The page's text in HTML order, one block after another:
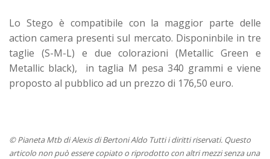
Lo Stego è compatibile con la maggior parte delle
action camera presenti sul mercato. Disponinbile in tre
taglie (S-M-L) e due colorazioni (Metallic Green e
Metallic black), in taglia M pesa 340 grammi e viene
proposto al pubblico ad un prezzo di 176,50 euro.
© Pianeta Mtb di Alexis di Bertoni Aldo Tutti i diritti riservati. Questo
articolo non può essere copiato o riprodotto con altri mezzi senza una